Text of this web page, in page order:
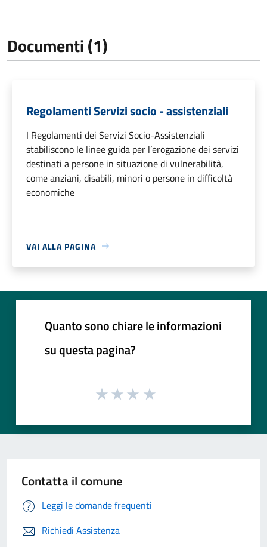
Documenti (1)
Regolamenti Servizi socio - assistenziali
I Regolamenti dei Servizi Socio-Assistenziali
stabiliscono le linee guida per l’erogazione dei servizi
destinati a persone in situazione di vulnerabilità,
come anziani, disabili, minori o persone in difficoltà
economiche
VAI ALLA PAGINA
Quanto sono chiare le informazioni
su questa pagina?
Contatta il comune
Leggi le domande frequenti
Richiedi Assistenza